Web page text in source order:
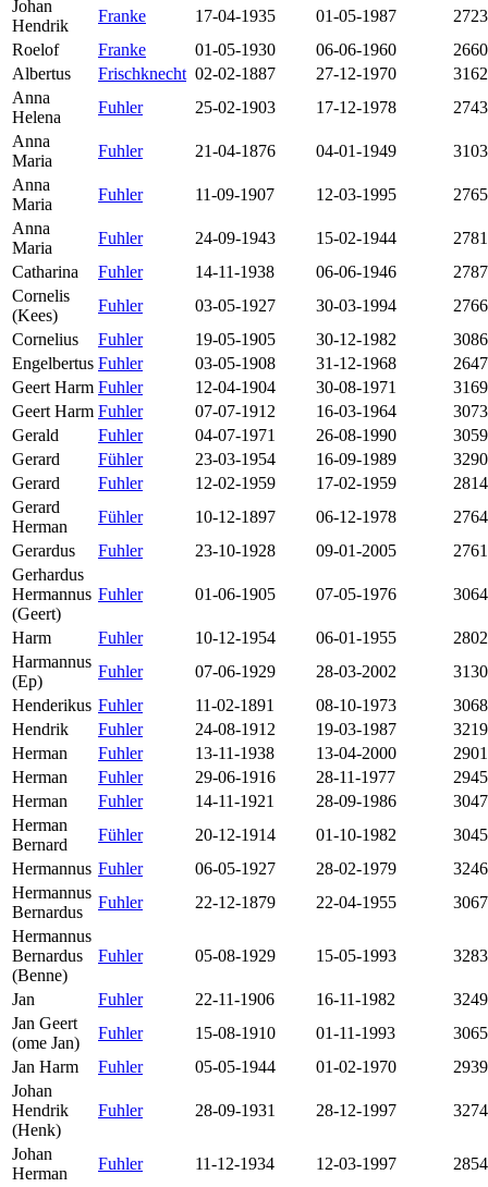
Johan
Hendrik
Franke 17-04-1935 01-05-1987
2723
Roelof
Franke 01-05-1930 06-06-1960
2660
Albertus
Frischknecht 02-02-1887 27-12-1970
3162
Anna
Helena
Fuhler 25-02-1903 17-12-1978
2743
Anna
Maria
Fuhler 21-04-1876 04-01-1949
3103
Anna
Maria
Fuhler 11-09-1907 12-03-1995
2765
Anna
Maria
Fuhler 24-09-1943 15-02-1944
2781
Catharina
Fuhler 14-11-1938 06-06-1946
2787
Cornelis
(Kees)
Fuhler 03-05-1927 30-03-1994
2766
Cornelius
Fuhler 19-05-1905 30-12-1982
3086
Engelbertus Fuhler 03-05-1908 31-12-1968
2647
Geert Harm Fuhler 12-04-1904 30-08-1971
3169
Geert Harm Fuhler 07-07-1912 16-03-1964
3073
Gerald
Fuhler 04-07-1971 26-08-1990
3059
Gerard
Fühler 23-03-1954 16-09-1989
3290
Gerard
Fuhler 12-02-1959 17-02-1959
2814
Gerard
Herman
Fühler 10-12-1897 06-12-1978
2764
Gerardus
Fuhler 23-10-1928 09-01-2005
2761
Gerhardus
Hermannus
(Geert)
Fuhler 01-06-1905 07-05-1976 3064
Harm Fuhler 10-12-1954 06-01-1955
2802
Harmannus
(Ep)
Fuhler 07-06-1929 28-03-2002
3130
Henderikus Fuhler 11-02-1891 08-10-1973
3068
Hendrik
Fuhler 24-08-1912 19-03-1987
3219
Herman
Fuhler 13-11-1938 13-04-2000
2901
Herman
Fuhler 29-06-1916 28-11-1977
2945
Herman
Fuhler 14-11-1921 28-09-1986
3047
Herman
Bernard
Fühler 20-12-1914 01-10-1982
3045
Hermannus Fuhler 06-05-1927 28-02-1979
3246
Hermannus
Bernardus
Fuhler 22-12-1879 22-04-1955
3067
Hermannus
Bernardus
(Benne)
Fuhler 05-08-1929 15-05-1993 3283
Jan Fuhler 22-11-1906 16-11-1982
3249
Jan Geert
(ome Jan)
Fuhler 15-08-1910 01-11-1993
3065
Jan Harm
Fuhler 05-05-1944 01-02-1970
2939
Johan
Hendrik
(Henk)
Fuhler 28-09-1931 28-12-1997 3274
Johan
Herman
Fuhler 11-12-1934 12-03-1997
2854